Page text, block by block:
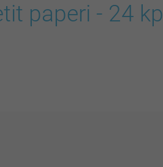
paperi - 24 kpl